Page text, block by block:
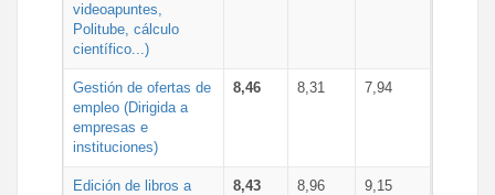
videoapuntes,
Politube, cálculo
científico...)
Gestión de ofertas de
empleo (Dirigida a
empresas e
instituciones)
8,46 8,31 7,94
Edición de libros a
8,43 8,96 9,15